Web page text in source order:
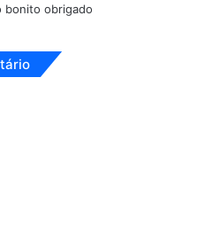
:
bonito obrigado